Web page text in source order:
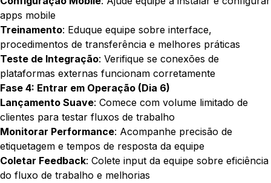
apps mobile
Treinamento: Eduque equipe sobre interface,
procedimentos de transferência e melhores práticas
Teste de Integração: Verifique se conexões de
plataformas externas funcionam corretamente
Fase 4: Entrar em Operação (Dia 6)
Lançamento Suave: Comece com volume limitado de
clientes para testar fluxos de trabalho
Monitorar Performance: Acompanhe precisão de
etiquetagem e tempos de resposta da equipe
Coletar Feedback: Colete input da equipe sobre eficiência
do fluxo de trabalho e melhorias